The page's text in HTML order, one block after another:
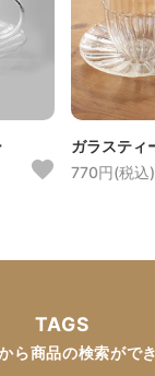
ガラスティ
770円(税込)
TAGS
ら商品の検索ができ